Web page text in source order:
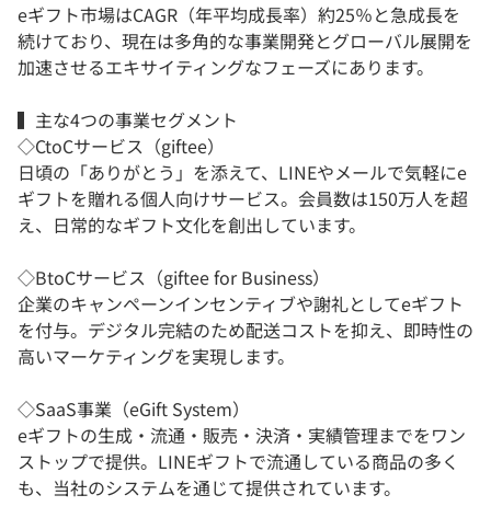
eギフト市場はCAGR（年平均成長率）約25％と急成長を
続けており、現在は多角的な事業開発とグローバル展開を
加速させるエキサイティングなフェーズにあります。
▍主な4つの事業セグメント
◇CtoCサービス（giftee）
日頃の「ありがとう」を添えて、LINEやメールで気軽にe
ギフトを贈れる個人向けサービス。会員数は150万人を超
え、日常的なギフト文化を創出しています。
◇BtoCサービス（giftee for Business）
企業のキャンペーンインセンティブや謝礼としてeギフト
を付与。デジタル完結のため配送コストを抑え、即時性の
高いマーケティングを実現します。
◇SaaS事業（eGift System）
eギフトの生成・流通・販売・決済・実績管理までをワン
ストップで提供。LINEギフトで流通している商品の多く
も、当社のシステムを通じて提供されています。